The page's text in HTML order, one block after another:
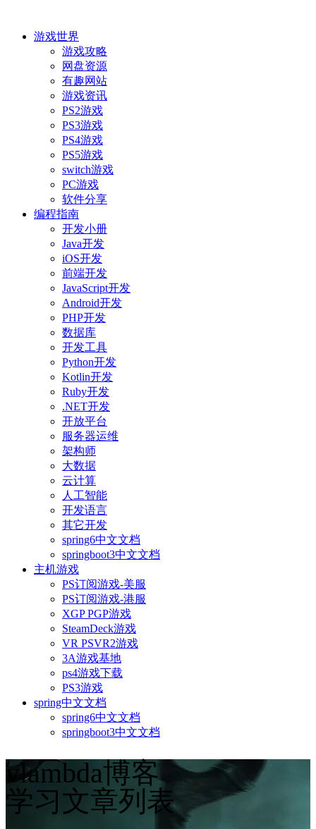
游戏世界
游戏攻略
网盘资源
有趣网站
游戏资讯
PS2游戏
PS3游戏
PS4游戏
PS5游戏
switch游戏
PC游戏
软件分享
编程指南
开发小册
Java开发
iOS开发
前端开发
JavaScript开发
Android开发
PHP开发
数据库
开发工具
Python开发
Kotlin开发
Ruby开发
.NET开发
开放平台
服务器运维
架构师
大数据
云计算
人工智能
开发语言
其它开发
spring6中文文档
springboot3中文文档
主机游戏
PS订阅游戏-美服
PS订阅游戏-港服
XGP PGP游戏
SteamDeck游戏
VR PSVR2游戏
3A游戏基地
ps4游戏下载
PS3游戏
spring中文文档
spring6中文文档
springboot3中文文档
vlambda博客
学习文章列表